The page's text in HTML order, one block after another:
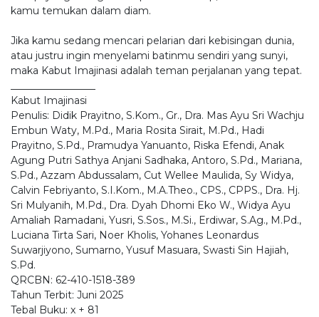
kamu temukan dalam diam.
Jika kamu sedang mencari pelarian dari kebisingan dunia,
atau justru ingin menyelami batinmu sendiri yang sunyi,
maka Kabut Imajinasi adalah teman perjalanan yang tepat.
Kabut Imajinasi
Penulis: Didik Prayitno, S.Kom., Gr., Dra. Mas Ayu Sri Wachju
Embun Waty, M.Pd., Maria Rosita Sirait, M.Pd., Hadi
Prayitno, S.Pd., Pramudya Yanuanto, Riska Efendi, Anak
Agung Putri Sathya Anjani Sadhaka, Antoro, S.Pd., Mariana,
S.Pd., Azzam Abdussalam, Cut Wellee Maulida, Sy Widya,
Calvin Febriyanto, S.I.Kom., M.A.Theo., CPS., CPPS., Dra. Hj.
Sri Mulyanih, M.Pd., Dra. Dyah Dhomi Eko W., Widya Ayu
Amaliah Ramadani, Yusri, S.Sos., M.Si., Erdiwar, S.Ag., M.Pd.,
Luciana Tirta Sari, Noer Kholis, Yohanes Leonardus
Suwarjiyono, Sumarno, Yusuf Masuara, Swasti Sin Hajiah,
S.Pd.
QRCBN: 62-410-1518-389
Tahun Terbit: Juni 2025
Tebal Buku: x + 81